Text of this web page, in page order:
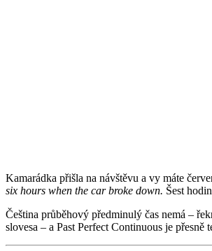
Kamarádka přišla na návštěvu a vy máte
six hours when the car broke down. Šest
Čeština průběhový předminulý čas nemá –
slovesa – a Past Perfect Continuous je přesně